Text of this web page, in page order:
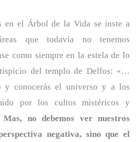
en el Árbol de la Vida se inste a
que todavía no tenemos
como siempre en la estela de lo
del templo de Delfos: «…
y conocerás el universo y a los
por los cultos mistéricos y
Mas, no debemos ver nuestros
negativa, sino que el